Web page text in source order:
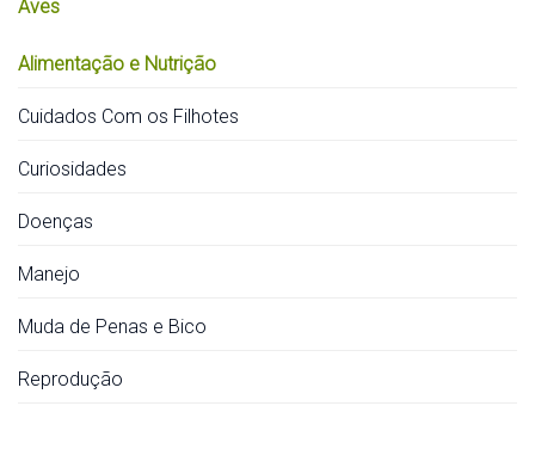
Aves
Alimentação e Nutrição
Cuidados Com os Filhotes
Curiosidades
Doenças
Manejo
Muda de Penas e Bico
Reprodução